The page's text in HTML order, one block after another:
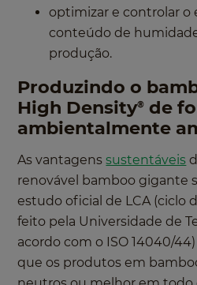
optimizar e controlar o
conteúdo de
produção.
Produzindo o
High Density® de
ambientalmente
As vantagenssustentáveis
renovável bamboo gigante
estudo oficial de LCA (ciclo
feito pela Universidade de
acordo com o ISO 14040/
que os produtos em